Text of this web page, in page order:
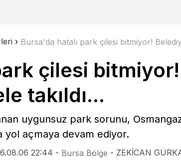
› Bursa'da hatalı park çilesi bitmiyor!
çilesi
takıldı...
uygunsuz park sorunu,
yol açmaya devam ediyor.
22:44 - Bursa Bölge - ZEKİCAN